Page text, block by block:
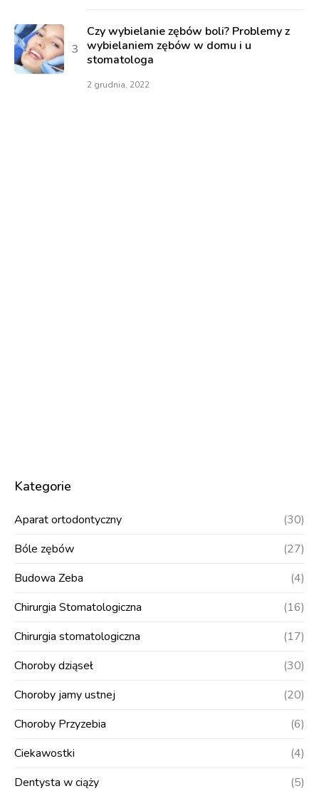
Czy wybielanie zębów boli? Problemy z
wybielaniem zębów w domu i u
stomatologa
2 grudnia, 2022
Kategorie
Aparat ortodontyczny
(30)
Bóle zębów
(27)
Budowa Zeba
(4)
Chirurgia Stomatologiczna
(16)
Chirurgia stomatologiczna
(17)
Choroby dziąseł
(30)
Choroby jamy ustnej
(20)
Choroby Przyzebia
(6)
Ciekawostki
(4)
Dentysta w ciąży
(5)